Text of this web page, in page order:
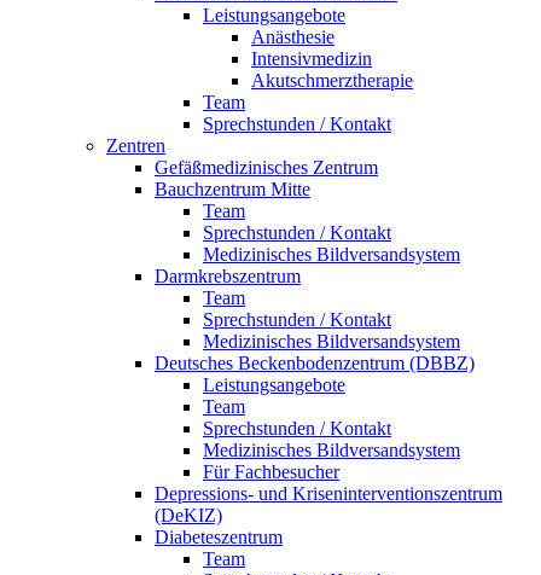
Leistungsangebote
Anästhesie
Intensivmedizin
Akutschmerztherapie
Team
Sprechstunden / Kontakt
Zentren
Gefäßmedizinisches Zentrum
Bauchzentrum Mitte
Team
Sprechstunden / Kontakt
Medizinisches Bildversandsystem
Darmkrebszentrum
Team
Sprechstunden / Kontakt
Medizinisches Bildversandsystem
Deutsches Beckenbodenzentrum (DBBZ)
Leistungsangebote
Team
Sprechstunden / Kontakt
Medizinisches Bildversandsystem
Für Fachbesucher
Depressions- und Kriseninterventionszentrum
(DeKIZ)
Diabeteszentrum
Team